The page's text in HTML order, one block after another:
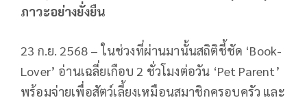
ภาวะอย่างยั่งยืน
23 ก.ย. 2568 – ในช่วงที่ผ่านมานั้นสถิติชี้ชัด ‘Book-
Lover’ อ่านเฉลี่ยเกือบ 2 ชั่วโมงต่อวัน ‘Pet Parent’
พร้อมจ่ายเพื่อสัตว์เลี้ยงเหมือนสมาชิกครอบครัว และ